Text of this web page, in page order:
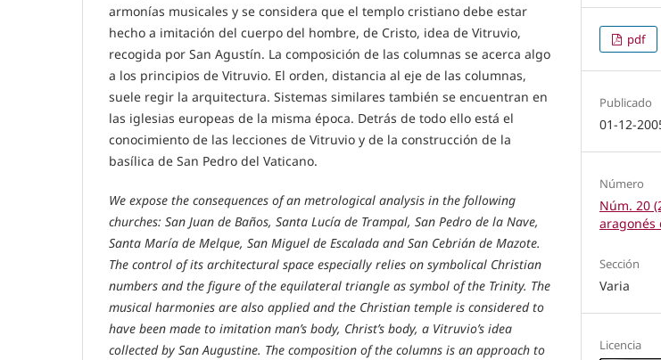
armonías musicales y se considera que el templo cristiano debe estar
hecho a imitación del cuerpo del hombre, de Cristo, idea de Vitruvio,
recogida por San Agustín. La composición de las columnas se acerca algo
a los principios de Vitruvio. El orden, distancia al eje de las columnas,
suele regir la arquitectura. Sistemas similares también se encuentran en
las iglesias europeas de la misma época. Detrás de todo ello está el
conocimiento de las lecciones de Vitruvio y de la construcción de la
basílica de San Pedro del Vaticano.
We expose the consequences of an metrological analysis in the following
churches: San Juan de Baños, Santa Lucía de Trampal, San Pedro de la Nave,
Santa María de Melque, San Miguel de Escalada and San Cebrián de Mazote.
The control of its architectural space especially relies on symbolical Christian
numbers and the figure of the equilateral triangle as symbol of the Trinity. The
musical harmonies are also applied and the Christian temple is considered to
have been made to imitation man’s body, Christ’s body, a Vitruvio’s idea
collected by San Augustine. The composition of the columns is an approach to
pdf
Publicado
01-12-
Número
Núm. 20
aragonés
Sección
Varia
Licencia